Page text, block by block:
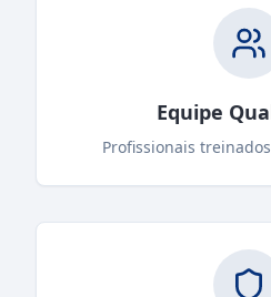
Equipe
Profissionais